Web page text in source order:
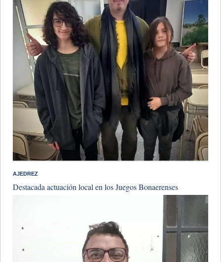
AJEDREZ
Destacada actuación local en los Juegos Bonaerenses